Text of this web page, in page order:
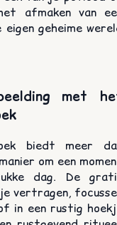
afmaken van
geheime
met
biedt meer
om een
dag. De
vertragen,
in een rustig